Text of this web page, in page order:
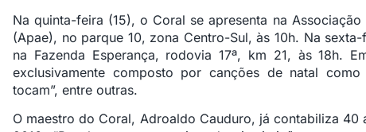
Na quinta-feira (15), o Coral se apresenta na
(Apae), no parque 10, zona Centro-Sul, às 10h. Na
na Fazenda Esperança, rodovia 17ª, km 21, às 18h.
exclusivamente composto por canções de natal como
tocam”, entre outras.
O maestro do Coral, Adroaldo Cauduro, já contabiliza